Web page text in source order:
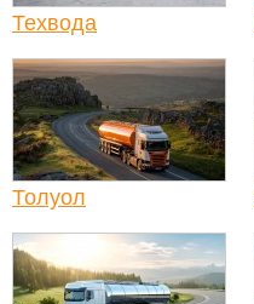
Техвода
Толуол